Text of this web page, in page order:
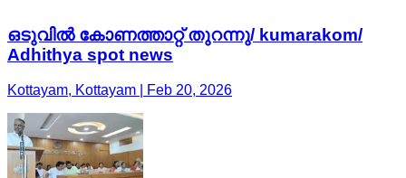
ഒടുവിൽ കോണത്താറ്റ് തുറന്നു/ kumarakom/
Adhithya spot news
Kottayam, Kottayam | Feb 20, 2026